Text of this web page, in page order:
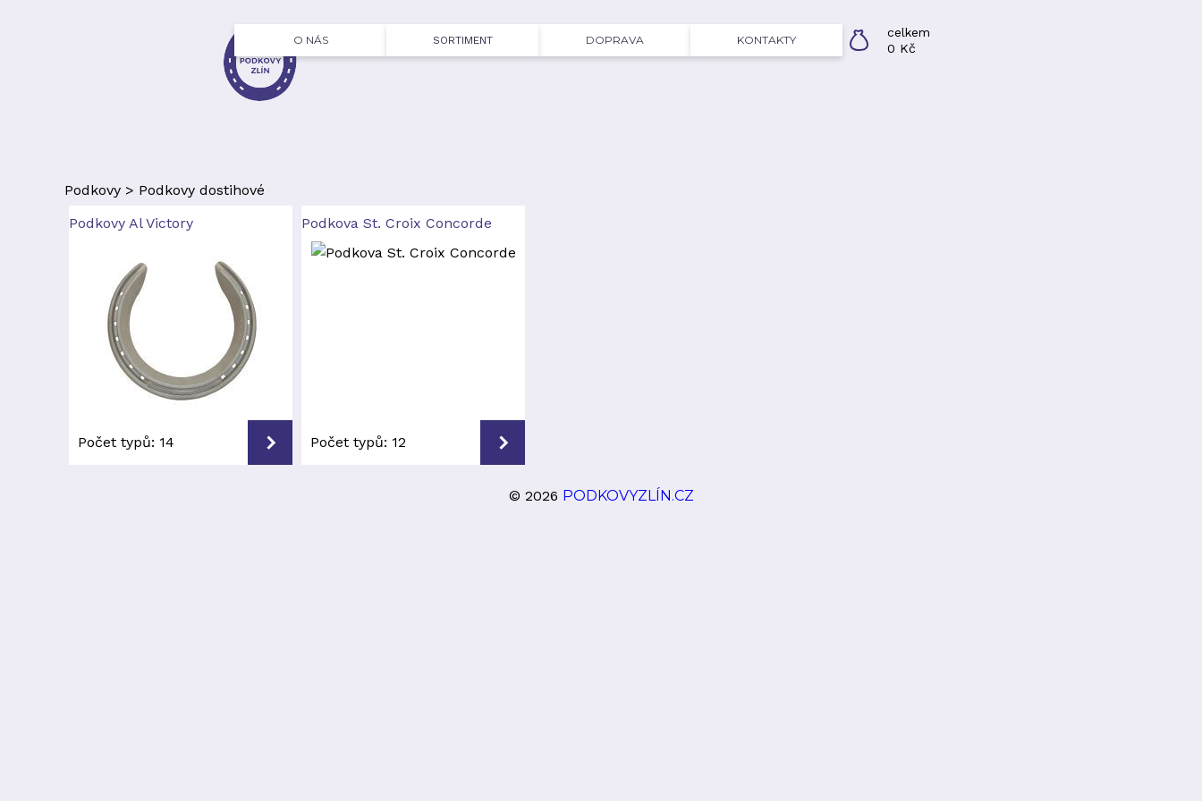
O NÁS SORTIMENT DOPRAVA KONTAKTY
celkem
0 Kč
Podkovy > Podkovy dostihové
Podkovy Al Victory
Počet typů: 14
Podkova St. Croix Concorde
Počet typů: 12
© 2026 PODKOVYZLÍN.CZ